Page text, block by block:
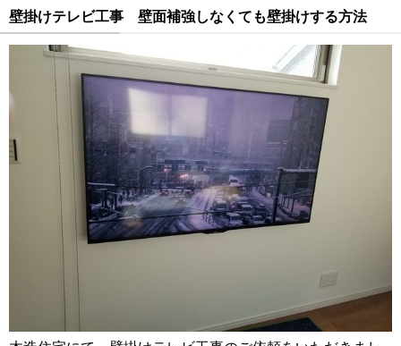
壁掛けテレビ工事 壁面補強しなくても壁掛けする方法